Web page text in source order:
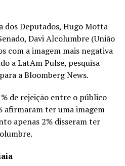
dos Deputados, Hugo Motta
Davi Alcolumbre (União
com a imagem mais negativa
a LatAm Pulse, pesquisa
a Bloomberg News.
de rejeição entre o público
afirmaram ter uma imagem
apenas 2% disseram ter